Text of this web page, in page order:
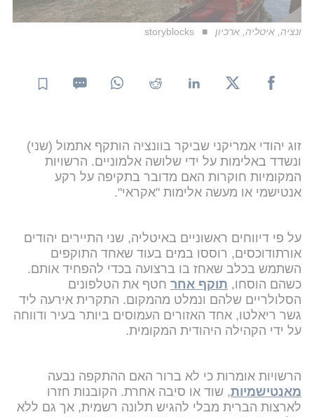
ונציה, איטליה, ארכיון storyblocks
זוג יהודי אמריקני שביקר בוונציה הותקף אתמול (שני)
ונשדד באלימות על ידי שלושה אלמוניים. הרשויות
המקומיות חוקרות האם מדובר בתקיפה על רקע
אנטישמי או מעשה אלימות "אקראי".
על פי דיווחים ראשוניים באיטליה, שני התיירים יהודים
אורתודוכסים, רוססו במים בעוד שאחד התוקפים
השתמש בכלב שאחז בו ברצועה בכדי להפחיד אותם.
כשהם הוסחו, תוקף אחר חטף את הטלפונים
הסלולריים שלהם ונמלט מהמקום. התקרית אירעה ליד
גשר ריאלטו, אחד האזורים העמוסים ביותר בעיר ודווחה
על ידי הקהילה היהודית המקומית.
הרשויות אומרות כי לא ברור האם ההתקפה נבעה
מאנטישמיות, שוד או סיבה אחרת. הקובנות חזרו
לארצות הברית מבלי להגיש תלונה רשמית, אך גם ללא